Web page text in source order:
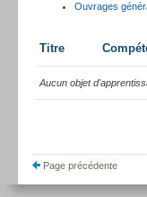
Ouvrages
Titre
Aucun objet
Page précédente